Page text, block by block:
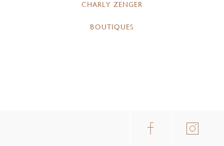
CHARLY ZENGER
BOUTIQUES